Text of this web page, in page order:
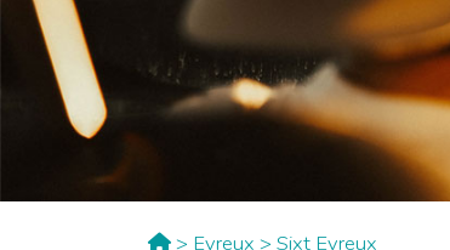
> Evreux > Sixt Evreux